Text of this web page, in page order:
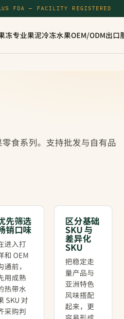
US FDA — FACILITY REGISTERED
冻专业果泥冷冻水果OEM/ODM出口
食系列。支持批发与自有品
先筛选
销口味
进入打
和 OEM
通前，
用成熟
热带水
SKU 对
采购判
区分基础
SKU 与
差异化
SKU
把稳定走
量产品与
亚洲特色
风味搭配
起来，更